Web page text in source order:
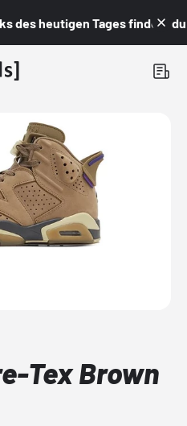
des heutigen Tages findest du
Tex Brown